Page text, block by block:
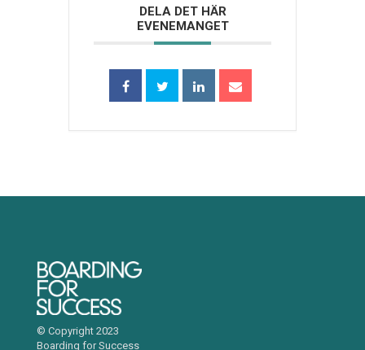
DELA DET HÄR
EVENEMANGET
© Copyright 2023
Boarding for Success